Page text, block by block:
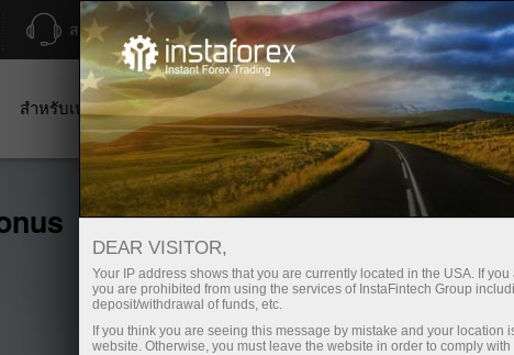
สนับสนุน เปิดบัญชีเทรดทันที แพลตฟอ
สำหรับเทรดเดอร์ สำหรับผู้เริ่มต้นใหม่ สำหรับหุ้นส่วน
DEAR VISITOR,
Your IP address shows that you are currently located in the USA. If
you are prohibited from using the services of InstaFintech Group
deposit/withdrawal of funds, etc.
If you think you are seeing this message by mistake and your location
website. Otherwise, you must leave the website in order to comply